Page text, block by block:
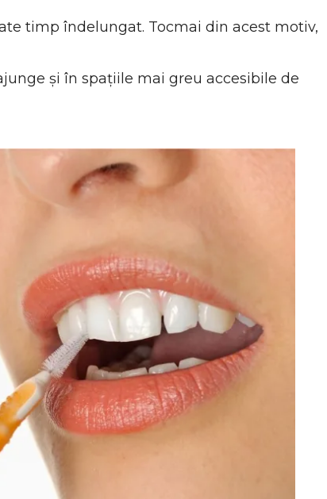
timp îndelungat. Tocmai din acest motiv,
și în spațiile mai greu accesibile de